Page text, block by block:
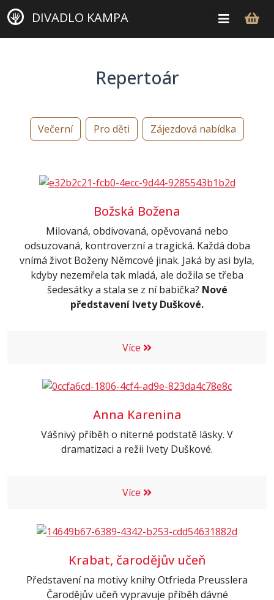
DIVADLO KAMPA
Repertoár
Večerní Pro děti Zájezdová nabídka
Božská Božena
Milovaná, obdivovaná, opěvovaná nebo
odsuzovaná, kontroverzní a tragická. Každá doba
vnímá život Boženy Němcové jinak. Jaká by asi byla,
kdyby nezemřela tak mladá, ale dožila se třeba
šedesátky a stala se z ní babička? Nové
představení Ivety Duškové.
Více
Anna Karenina
Vášnivý příběh o niterné podstatě lásky. V
dramatizaci a režii Ivety Duškové.
Více
Krabat, čarodějův učeň
Představení na motivy knihy Otfrieda Preusslera
Čarodějův učeň vypravuje příběh dávné